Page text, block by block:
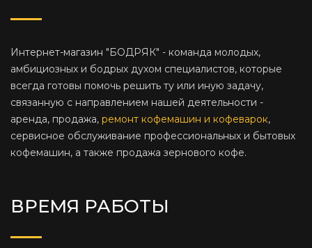
Интернет-магазин "БОДРЯК" - команда молодых,
амбициозных и бодрых духом специалистов, которые
всегда готовы помочь решить ту или иную задачу,
связанную с направлением нашей деятельности -
аренда, продажа, ремонт кофемашин и кофеварок,
сервисное обслуживание профессиональных и бытовых
кофемашин, а также продажа зернового кофе.
ВРЕМЯ РАБОТЫ